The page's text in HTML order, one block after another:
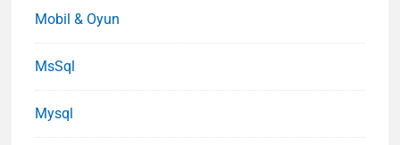
Mobil & Oyun
MsSql
Mysql